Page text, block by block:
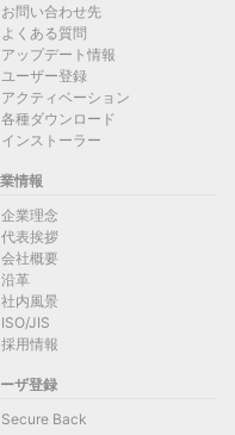
お問い合わせ先
よくある質問
アップデート情報
ユーザー登録
アクティベーション
各種ダウンロード
インストーラー
情報
企業理念
代表挨拶
会社概要
沿革
社内風景
ISO/JIS
採用情報
ザ登録
Secure Back